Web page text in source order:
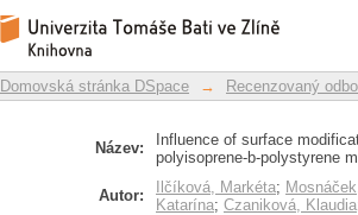
Influence of surface
polystyrene-b-
properties
Repozitář DSpace/Manakin
Domovská stránka DSpace → Recenzovaný
Název:
Influence of surface
polyisoprene-b-polystyrene
Autor: Ilčíková, Markéta;
Katarína; Czaniková, Klaudia